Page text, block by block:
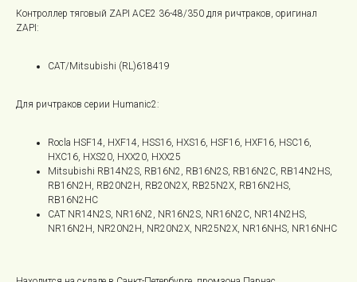
Контроллер тяговый ZAPI ACE2 36-48/350 для ричтраков, оригинал
ZAPI:
CAT/Mitsubishi (RL)618419
Для ричтраков серии Humanic2:
Rocla HSF14, HXF14, HSS16, HXS16, HSF16, HXF16, HSC16,
HXC16, HXS20, HXX20, HXX25
Mitsubishi RB14N2S, RB16N2, RB16N2S, RB16N2C, RB14N2HS,
RB16N2H, RB20N2H, RB20N2X, RB25N2X, RB16N2HS,
RB16N2HC
CAT NR14N2S, NR16N2, NR16N2S, NR16N2C, NR14N2HS,
NR16N2H, NR20N2H, NR20N2X, NR25N2X, NR16NHS, NR16NHC